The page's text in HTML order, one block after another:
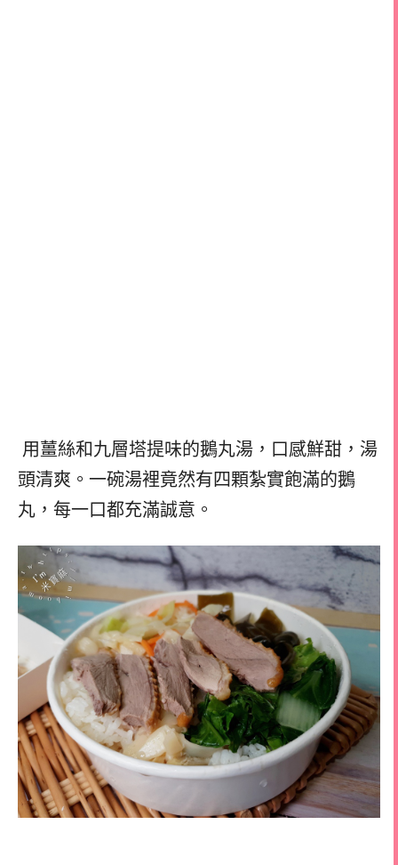
用薑絲和九層塔提味的鵝丸湯，口感鮮甜，湯
頭清爽。一碗湯裡竟然有四顆紮實飽滿的鵝
丸，每一口都充滿誠意。